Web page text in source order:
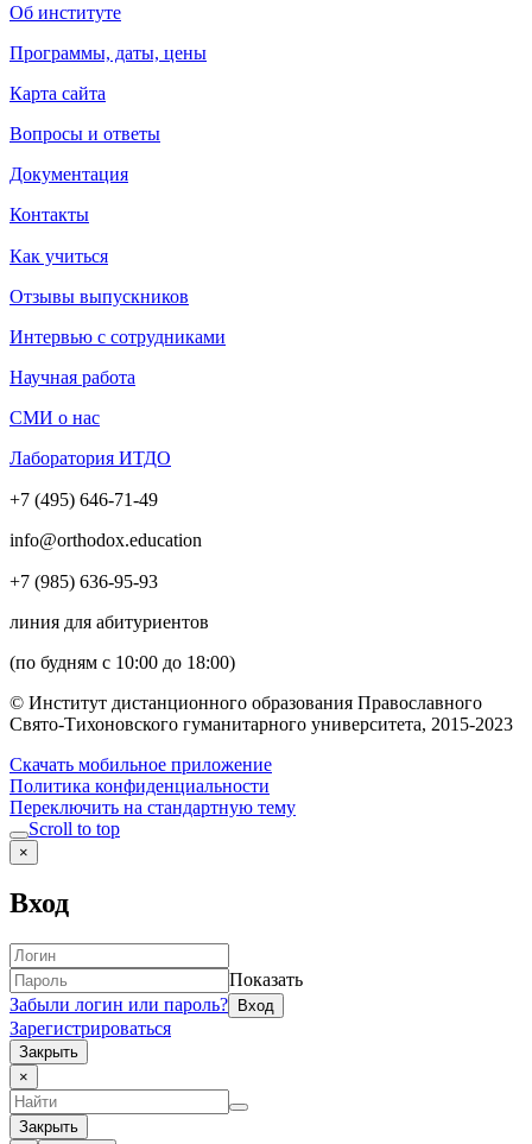
Об институте
Программы, даты, цены
Карта сайта
Вопросы и ответы
Документация
Контакты
Как учиться
Отзывы выпускников
Интервью с сотрудниками
Научная работа
СМИ о нас
Лаборатория ИТДО
+7 (495) 646-71-49
info@orthodox.education
+7 (985) 636-95-93
линия для абитуриентов
(по будням с 10:00 до 18:00)
© Институт дистанционного образования Православного
Свято-Тихоновского гуманитарного университета, 2015-2023
Скачать мобильное приложение
Политика конфиденциальности
Переключить на стандартную тему
Scroll to top
×
Вход
Показать
Забыли логин или пароль?
Зарегистрироваться
Закрыть
×
Закрыть